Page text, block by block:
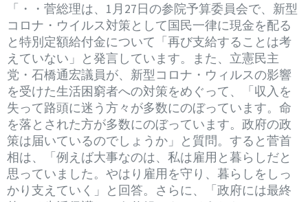
「・・菅総理は、1月27日の参院予算委員会で、新型
コロナ・ウイルス対策として国民一律に現金を配る
と特別定額給付金について「再び支給することは考
えていない」と発言しています。また、立憲民主
党・石橋通宏議員が、新型コロナ・ウィルスの影響
を受けた生活困窮者への対策をめぐって、「収入を
失って路頭に迷う方々が多数にのぼっています。命
を落とされた方が多数にのぼっています。政府の政
策は届いているのでしょうか」と質問。すると菅首
相は、「例えば大事なのは、私は雇用と暮らしだと
思っていました。やはり雇用を守り、暮らしをしっ
かり支えていく」と回答。さらに、「政府には最終